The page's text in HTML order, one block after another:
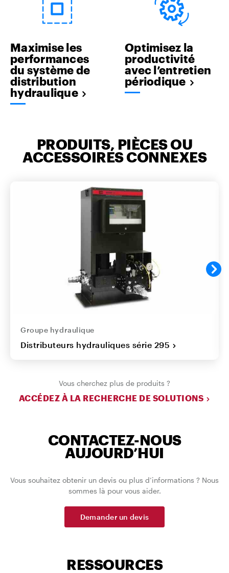
Maximise les
performances
du système de
distribution
hydraulique
Optimisez la
productivité
avec l’entretien
périodique
PRODUITS, PIÈCES OU
ACCESSOIRES CONNEXES
Groupe hydraulique
Distributeurs hydrauliques série 295
Vous cherchez plus de produits ?
ACCÉDEZ À LA RECHERCHE DE SOLUTIONS
CONTACTEZ-NOUS
AUJOURD’HUI
Vous souhaitez obtenir un devis ou plus d’informations ? Nous
sommes là pour vous aider.
Demander un devis
RESSOURCES